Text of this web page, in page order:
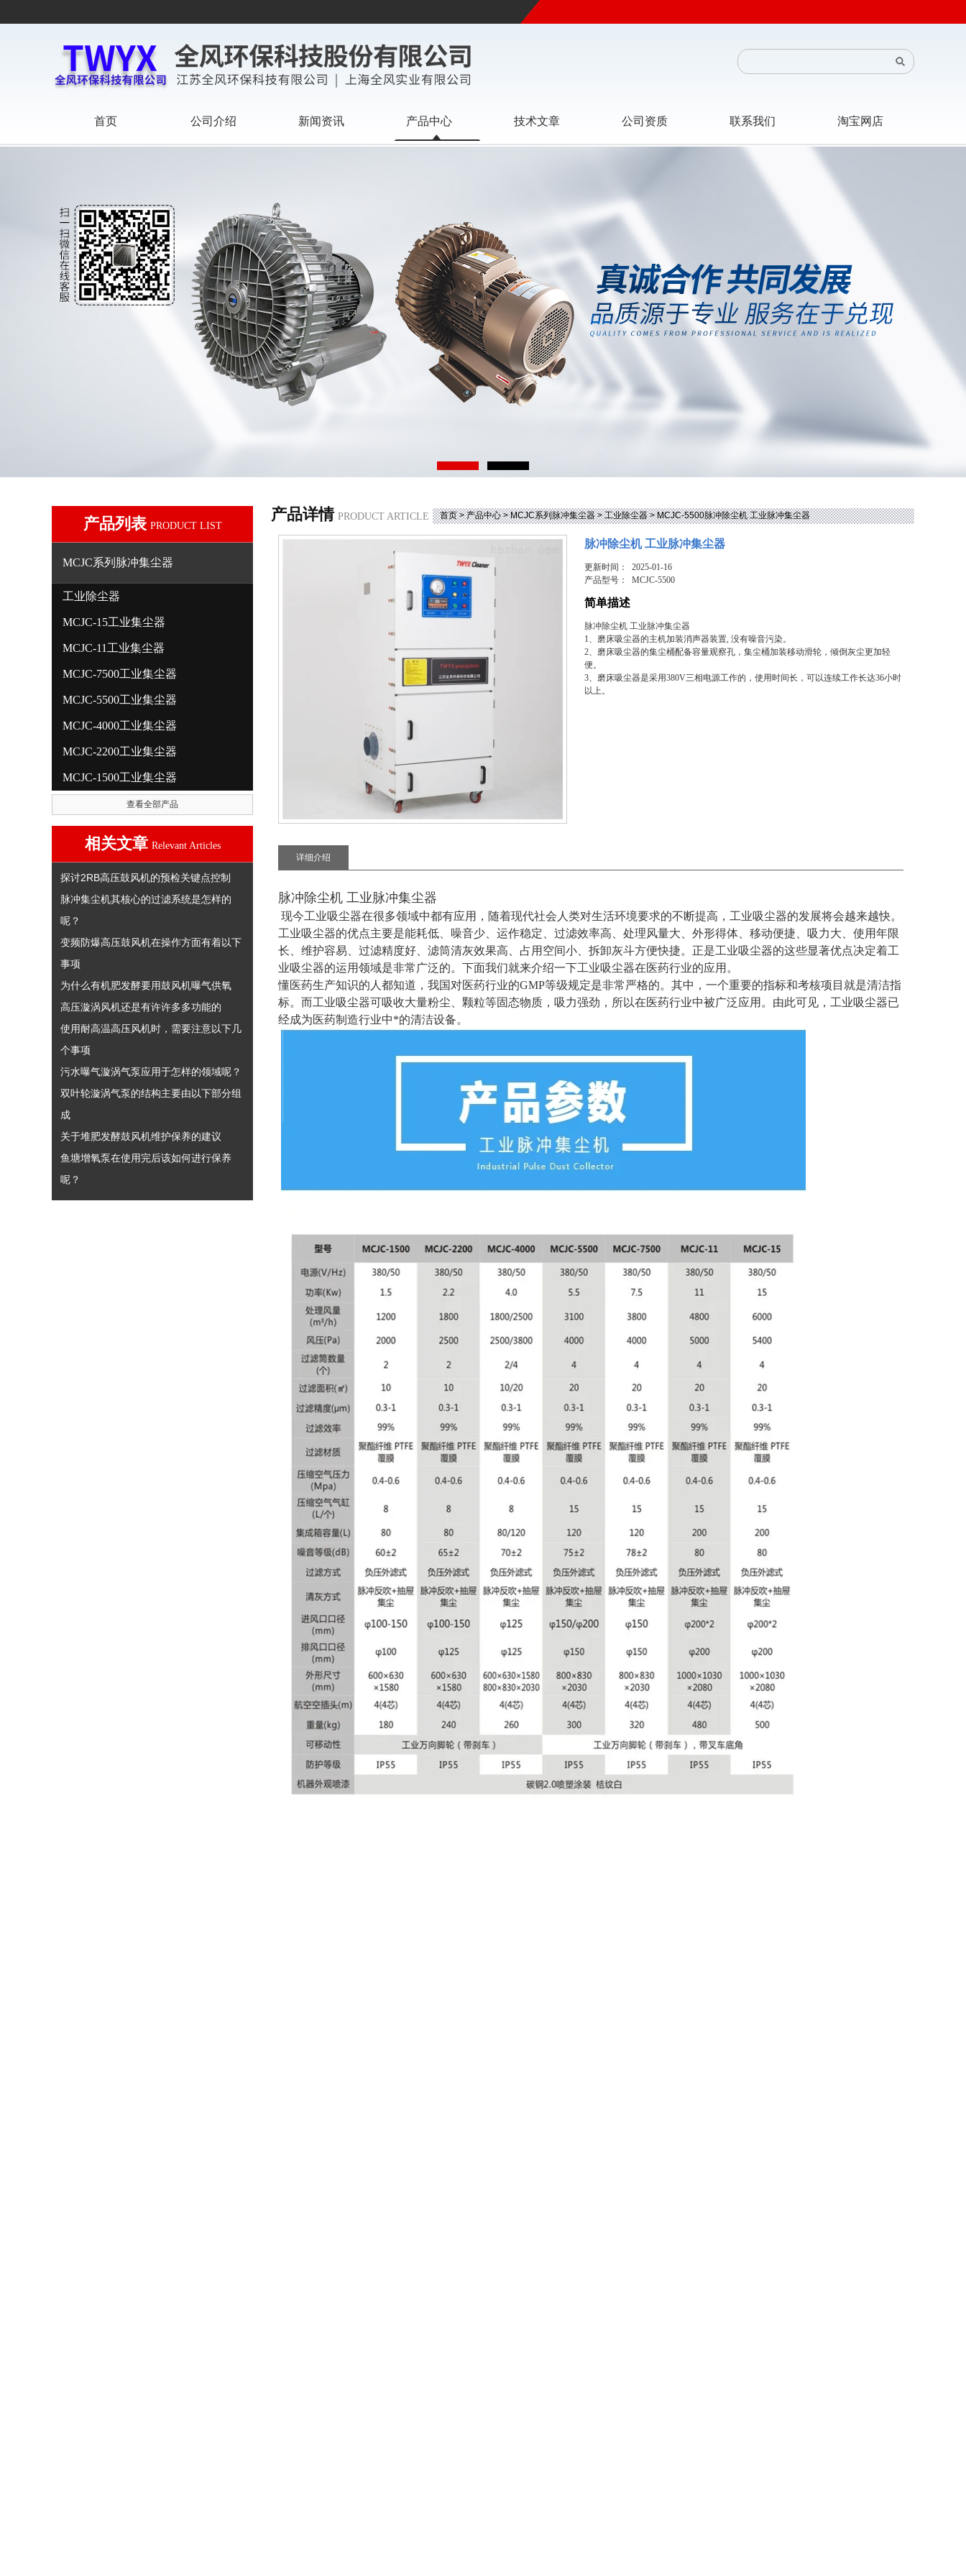
首页 公司介绍 新闻资讯 产品中心 技术文章 公司资质 联系我们 淘宝网店
产品列表 PRODUCT LIST
MCJC系列脉冲集尘器
工业除尘器
MCJC-15工业集尘器
MCJC-11工业集尘器
MCJC-7500工业集尘器
MCJC-5500工业集尘器
MCJC-4000工业集尘器
MCJC-2200工业集尘器
MCJC-1500工业集尘器
查看全部产品
相关文章 Relevant Articles
探讨2RB高压鼓风机的预检关键点控制
脉冲集尘机其核心的过滤系统是怎样的
呢？
变频防爆高压鼓风机在操作方面有着以下
事项
为什么有机肥发酵要用鼓风机曝气供氧
高压漩涡风机还是有许许多多功能的
使用耐高温高压风机时，需要注意以下几
个事项
污水曝气漩涡气泵应用于怎样的领域呢？
双叶轮漩涡气泵的结构主要由以下部分组
成
关于堆肥发酵鼓风机维护保养的建议
鱼塘增氧泵在使用完后该如何进行保养
呢？
产品详情 PRODUCT ARTICLE 首页>产品中心>MCJC系列脉冲集尘器>工业除尘器> MCJC-5500脉冲除尘机 工业脉冲集尘器
脉冲除尘机 工业脉冲集尘器
更新时间： 2025-01-16
产品型号：MCJC-5500
简单描述
脉冲除尘机 工业脉冲集尘器
1、磨床吸尘器的主机加装消声器装置, 没有噪音污染。
2、磨床吸尘器的集尘桶配备容量观察孔，集尘桶加装移动滑轮，倾倒灰尘更加轻
便。
3、磨床吸尘器是采用380V三相电源工作的，使用时间长，可以连续工作长达36小时
以上。
详细介绍
脉冲除尘机 工业脉冲集尘器
现今工业吸尘器在很多领域中都有应用，随着现代社会人类对生活环境要求的不断提高，工业吸尘器的发展将会越来越快。
工业吸尘器的优点主要是能耗低、噪音少、运作稳定、过滤效率高、处理风量大、外形得体、移动便捷、吸力大、使用年限
长、维护容易、过滤精度好、滤筒清灰效果高、占用空间小、拆卸灰斗方便快捷。正是工业吸尘器的这些显著优点决定着工
业吸尘器的运用领域是非常广泛的。下面我们就来介绍一下工业吸尘器在医药行业的应用。
懂医药生产知识的人都知道，我国对医药行业的GMP等级规定是非常严格的。其中，一个重要的指标和考核项目就是清洁指
标。而工业吸尘器可吸收大量粉尘、颗粒等固态物质，吸力强劲，所以在医药行业中被广泛应用。由此可见，工业吸尘器已
经成为医药制造行业中*的清洁设备。